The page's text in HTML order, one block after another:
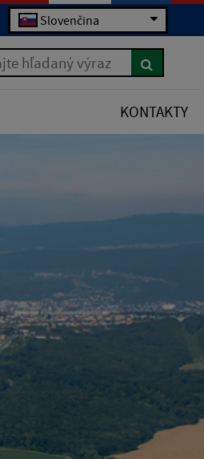
Slovenčina
hľadaný výraz
KONTAKTY